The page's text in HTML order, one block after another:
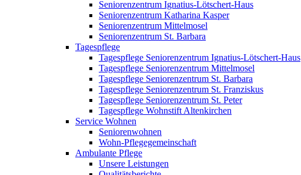
Seniorenzentrum Ignatius-Lötschert-Haus
Seniorenzentrum Katharina Kasper
Seniorenzentrum Mittelmosel
Seniorenzentrum St. Barbara
Tagespflege
Tagespflege Seniorenzentrum Ignatius-Lötschert-Haus
Tagespflege Seniorenzentrum Mittelmosel
Tagespflege Seniorenzentrum St. Barbara
Tagespflege Seniorenzentrum St. Franziskus
Tagespflege Seniorenzentrum St. Peter
Tagespflege Wohnstift Altenkirchen
Service Wohnen
Seniorenwohnen
Wohn-Pflegegemeinschaft
Ambulante Pflege
Unsere Leistungen